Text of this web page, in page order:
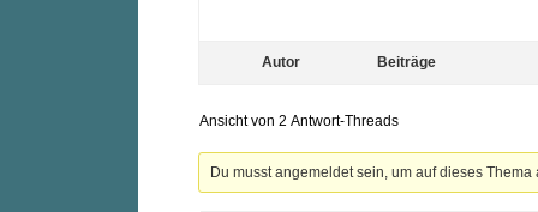
Autor Beiträge
Ansicht von 2 Antwort-Threads
Du musst angemeldet sein, um auf dieses